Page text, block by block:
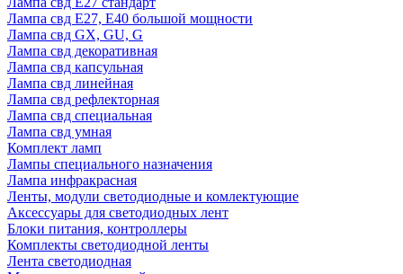
Лампа свд E27, Е40 большой мощности
Лампа свд GX, GU, G
Лампа свд декоративная
Лампа свд капсульная
Лампа свд линейная
Лампа свд рефлекторная
Лампа свд специальная
Лампа свд умная
Комплект ламп
Лампы специального назначения
Лампа инфракрасная
Ленты, модули светодиодные и комлектующие
Аксессуары для светодиодных лент
Блоки питания, контроллеры
Комплекты светодиодной ленты
Лента светодиодная